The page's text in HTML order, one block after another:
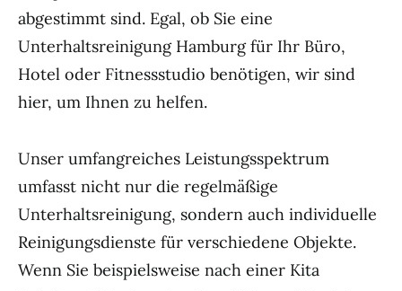
abgestimmt sind. Egal, ob Sie eine
Unterhaltsreinigung Hamburg für Ihr Büro,
Hotel oder Fitnessstudio benötigen, wir sind
hier, um Ihnen zu helfen.
Unser umfangreiches Leistungsspektrum
umfasst nicht nur die regelmäßige
Unterhaltsreinigung, sondern auch individuelle
Reinigungsdienste für verschiedene Objekte.
Wenn Sie beispielsweise nach einer Kita